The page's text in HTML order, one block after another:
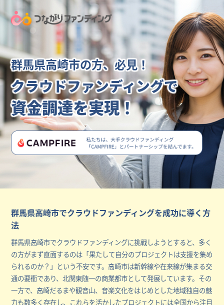
群馬県高崎市の方、必見！
クラウドファンディングで
資金調達を実現！
群馬県高崎市でクラウドファンディングを成功に導く方
法
群馬県高崎市でクラウドファンディングに挑戦しようとすると、多く
の方がまず直面するのは「果たして自分のプロジェクトは支援を集め
られるのか？」という不安です。高崎市は新幹線や在来線が集まる交
通の要衝であり、北関東随一の商業都市として発展しています。その
一方で、高崎だるまや観音山、音楽文化をはじめとした地域独自の魅
力も数多く存在し、これらを活かしたプロジェクトには全国から注目